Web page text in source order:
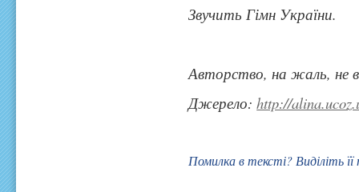
Звучить Гімн України.
Авторство, на жаль, не
Джерело:http://
Помилка в тексті? Виділіть